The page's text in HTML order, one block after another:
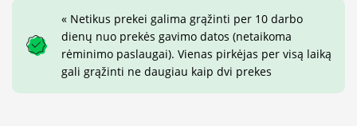
« Netikus prekei galima grąžinti per 10 darbo
dienų nuo prekės gavimo datos (netaikoma
rėminimo paslaugai). Vienas pirkėjas per visą laiką
gali grąžinti ne daugiau kaip dvi prekes